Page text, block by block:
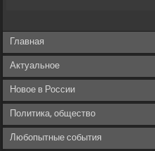
Главная
Актуальное
Новое в России
Политика, общество
Любопытные события